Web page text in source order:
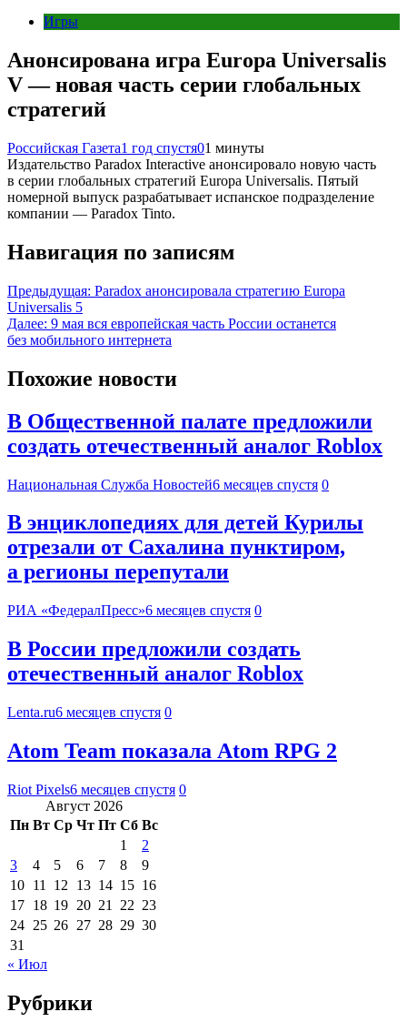
Игры
Анонсирована игра Europa Universalis
V — новая часть серии глобальных
стратегий
Российская Газета1 год спустя01 минуты
Издательство Paradox Interactive анонсировало новую часть
в серии глобальных стратегий Europa Universalis. Пятый
номерной выпуск разрабатывает испанское подразделение
компании — Paradox Tinto.
Навигация по записям
Предыдущая: Paradox анонсировала стратегию Europa
Universalis 5
Далее: 9 мая вся европейская часть России останется
без мобильного интернета
Похожие новости
В Общественной палате предложили
создать отечественный аналог Roblox
Национальная Служба Новостей6 месяцев спустя 0
В энциклопедиях для детей Курилы
отрезали от Сахалина пунктиром,
а регионы перепутали
РИА «ФедералПресс»6 месяцев спустя 0
В России предложили создать
отечественный аналог Roblox
Lenta.ru6 месяцев спустя 0
Atom Team показала Atom RPG 2
Riot Pixels6 месяцев спустя 0
Август 2026
Пн Вт Ср Чт Пт Сб Вс
1
2
3
4 5 6 7 8
9
10 11 12 13 14 15 16
17 18 19 20 21 22 23
24 25 26 27 28 29 30
31
« Июл
Рубрики